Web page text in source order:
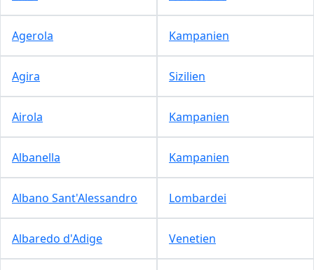
Agerola Kampanien
Agira Sizilien
Airola Kampanien
Albanella Kampanien
Albano Sant'Alessandro Lombardei
Albaredo d'Adige Venetien